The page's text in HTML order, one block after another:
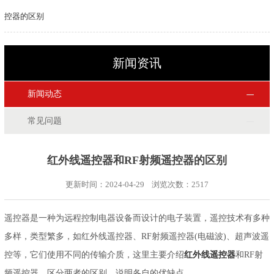
控器的区别
新闻资讯
新闻动态
常见问题
红外线遥控器和RF射频遥控器的区别
更新时间：2024-04-29 浏览次数： 2517
遥控器是一种为远程控制电器设备而设计的电子装置，遥控技术有多种
多样，类型繁多，如红外线遥控器、RF射频遥控器(电磁波)、超声波遥
控等，它们使用不同的传输介质，这里主要介绍红外线遥控器和RF射